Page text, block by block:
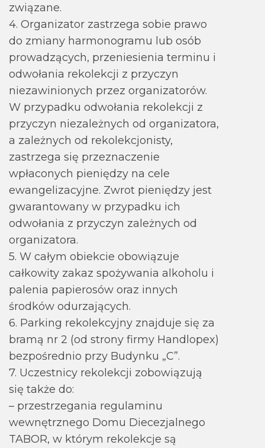
związane.
4. Organizator zastrzega sobie prawo
do zmiany harmonogramu lub osób
prowadzących, przeniesienia terminu i
odwołania rekolekcji z przyczyn
niezawinionych przez organizatorów.
W przypadku odwołania rekolekcji z
przyczyn niezależnych od organizatora,
a zależnych od rekolekcjonisty,
zastrzega się przeznaczenie
wpłaconych pieniędzy na cele
ewangelizacyjne. Zwrot pieniędzy jest
gwarantowany w przypadku ich
odwołania z przyczyn zależnych od
organizatora.
5. W całym obiekcie obowiązuje
całkowity zakaz spożywania alkoholu i
palenia papierosów oraz innych
środków odurzających.
6. Parking rekolekcyjny znajduje się za
bramą nr 2 (od strony firmy Handlopex)
bezpośrednio przy Budynku „C”.
7. Uczestnicy rekolekcji zobowiązują
się także do:
– przestrzegania regulaminu
wewnętrznego Domu Diecezjalnego
TABOR, w którym rekolekcje są